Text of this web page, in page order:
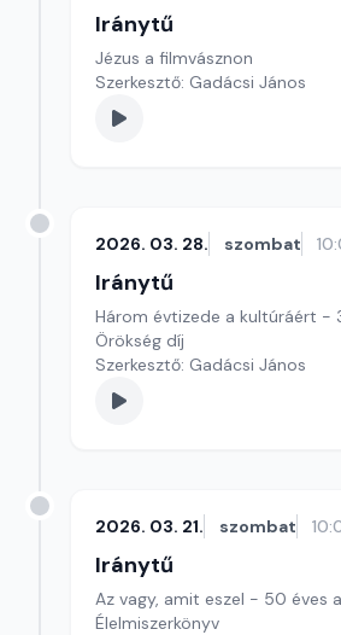
Iránytű
Jézus a filmvásznon
Szerkesztő: Gadácsi János
2026. 03. 28. szombat
Iránytű
Három évtizede a kultúráért -
Örökség díj
Szerkesztő: Gadácsi János
2026. 03. 21. szombat
Iránytű
Az vagy, amit eszel - 50 éves
Élelmiszerkönyv